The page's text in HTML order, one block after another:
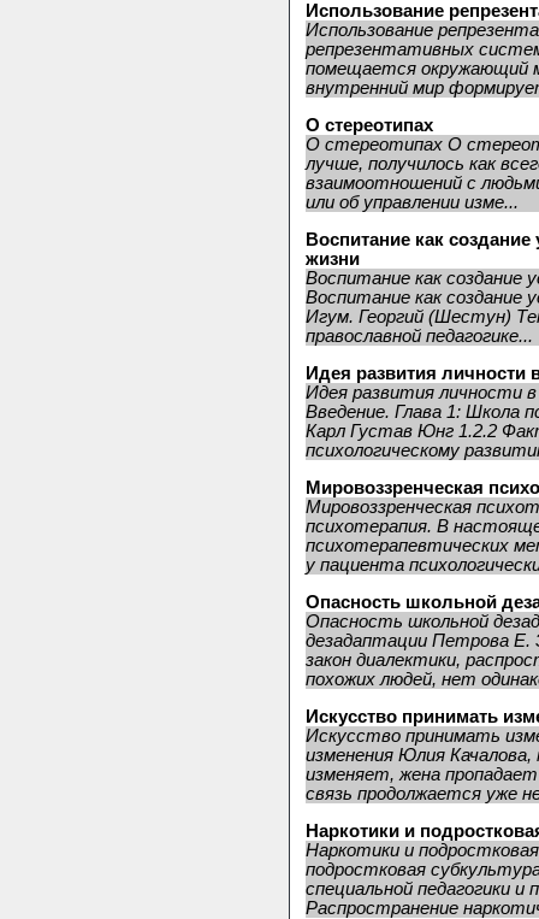
Использование
Использование
репрезентативных
помещается окружающий
внутренний мир
О стереотипах
О стереотипах О
лучше, получилось как
взаимоотношений с
или об управлении изме...
Воспитание как
жизни
Воспитание как создание
Воспитание как создание
Игум. Георгий (Шестун)
православной педагогике...
Идея развития личности
Идея развития личности
Введение. Глава 1: Школа
Карл Густав Юнг 1.2.2
психологическому
Мировоззренческая
Мировоззренческая
психотерапия. В
психотерапевтических
у пациента
Опасность школьной
Опасность школьной
дезадаптации Петрова Е.
закон диалектики,
похожих людей, нет
Искусство принимать
Искусство принимать
изменения Юлия Качалова,
изменяет, жена
связь продолжается уже
Наркотики и
Наркотики и
подростковая
специальной педагогики
Распространение